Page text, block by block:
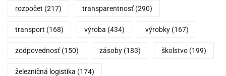
rozpočet (217) transparentnosť (290)
transport (168) výroba (434) výrobky (167)
zodpovednosť (150) zásoby (183) školstvo (199)
železničná logistika (174)